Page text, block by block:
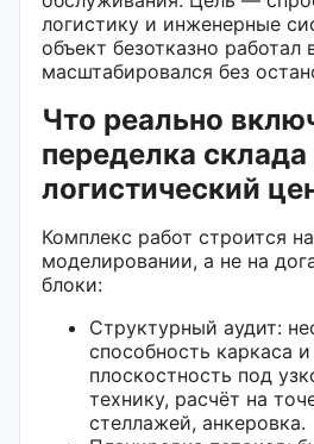
логистику и инженерные
объект безотказно
масштабировался без
Что реально
переделка
логистический
Комплекс работ строится
моделировании, а не на
блоки:
Структурный аудит:
способность каркаса и
плоскостность под
технику, расчёт на
стеллажей, анкеровка.